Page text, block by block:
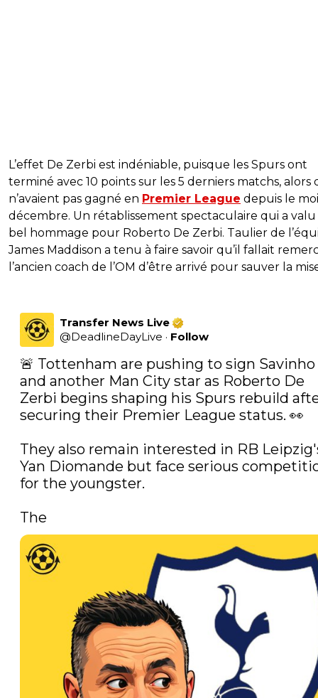
L’effet De Zerbi est indéniable, puisque les Spurs ont
terminé avec 10 points sur les 5 derniers matchs, alors
n’avaient pas gagné en Premier League depuis le
décembre. Un rétablissement spectaculaire qui a
bel hommage pour Roberto De Zerbi. Taulier de
James Maddison a tenu à faire savoir qu’il fallait
l’ancien coach de l’OM d’être arrivé pour sauver la
Transfer News Live
@DeadlineDayLive · Follow
🚨 Tottenham are pushing to sign Savinho
and another Man City star as Roberto De
Zerbi begins shaping his Spurs rebuild
securing their Premier League status. 👀
They also remain interested in RB
Yan Diomande but face serious
for the youngster.
The